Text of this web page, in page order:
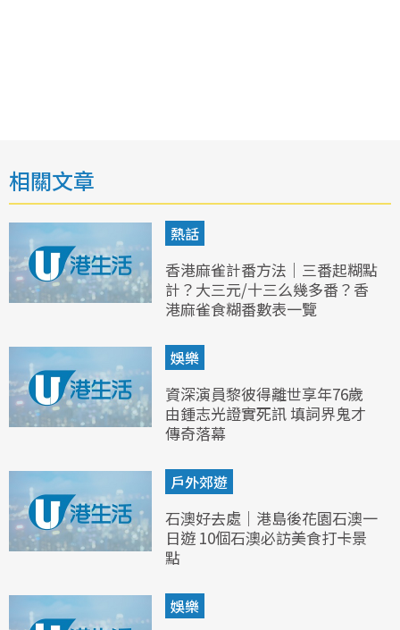
相關文章
熱話
香港麻雀計番方法｜三番起糊點
計？大三元/十三么幾多番？香
港麻雀食糊番數表一覽
娛樂
資深演員黎彼得離世享年76歲
由鍾志光證實死訊 填詞界鬼才
傳奇落幕
戶外郊遊
石澳好去處｜港島後花園石澳一
日遊 10個石澳必訪美食打卡景
點
娛樂